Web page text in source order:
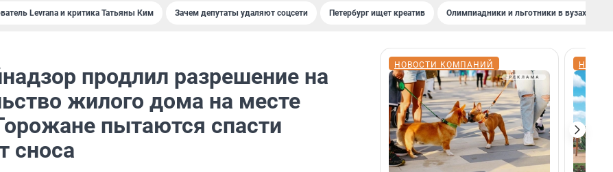
Levrana и критика Татьяны Ким Зачем депутаты удаляют соцсети Петербург ищет креатив Олимпиадники и льготники в вузах СПб
продлил разрешение на
жилого дома на месте
пытаются спасти
сноса
НОВОСТИ КОМПАНИЙ